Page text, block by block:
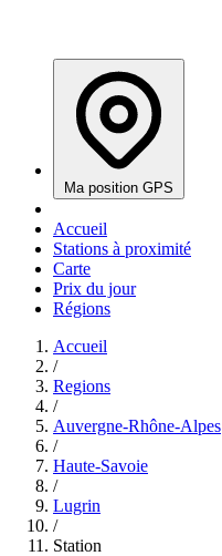
Ma position GPS
Accueil
Stations à proximité
Carte
Prix du jour
Régions
Accueil
/
Regions
/
Auvergne-Rhône-Alpes
/
Haute-Savoie
/
Lugrin
/
Station